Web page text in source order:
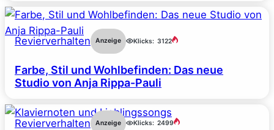
Revierverhalten Anzeige Klicks: 3122
Farbe, Stil und Wohlbefinden: Das neue
Studio von Anja Rippa-Pauli
Revierverhalten Anzeige Klicks: 2499